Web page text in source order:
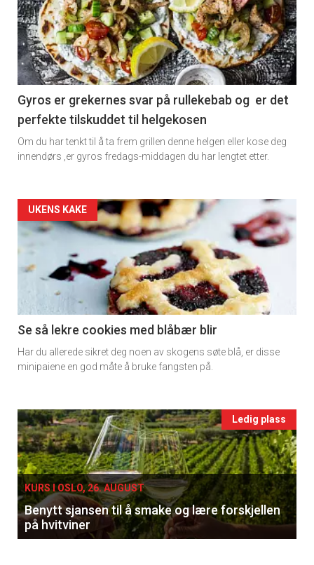
detail
-
section
11
Dagens
rett
Gyros er grekernes svar på rullekebab og er det
perfekte tilskuddet til helgekosen
Om du har tenkt til å ta frem grillen denne helgen eller kose deg
innendørs ,er gyros fredags-middagen du har lengtet etter.
Artikler
detail
-
section
11
Ukens
UKENS KAKE
Se så lekre cookies med blåbær blir
Har du allerede sikret deg noen av skogens søte blå, er disse
minipaiene en god måte å bruke fangsten på.
Events
single
Ledig plass
KURS I OSLO, 26. AUGUST
Benytt sjansen til å smake og lære forskjellen
på hvitviner